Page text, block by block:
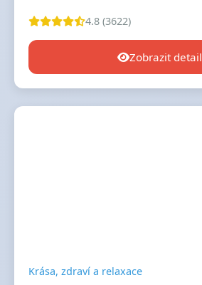
4.8 (3622)
Zobrazit detail
Krása, zdraví a relaxace